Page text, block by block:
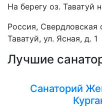
На берегу оз. Таватуй
Россия, Свердловская
Таватуй, ул. Ясная, д. 1
Лучшие
Санаторий